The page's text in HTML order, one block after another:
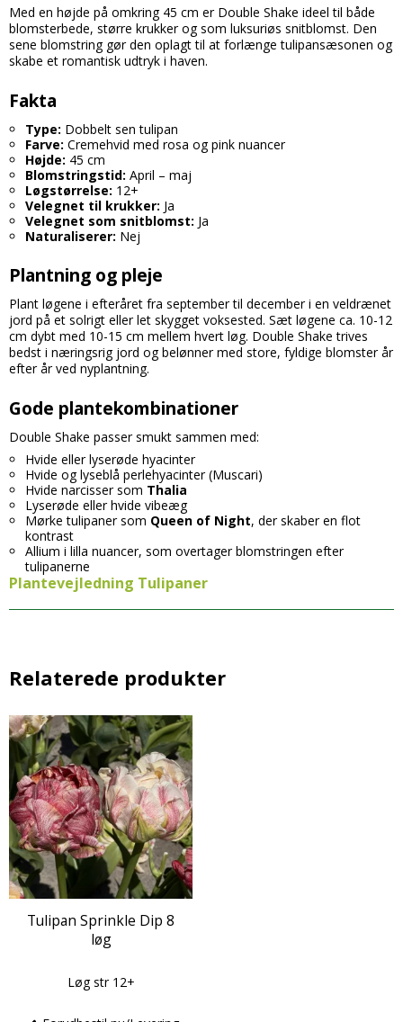
Med en højde på omkring 45 cm er Double Shake ideel til både
blomsterbede, større krukker og som luksuriøs snitblomst. Den
sene blomstring gør den oplagt til at forlænge tulipansæsonen og
skabe et romantisk udtryk i haven.
Fakta
Type: Dobbelt sen tulipan
Farve: Cremehvid med rosa og pink nuancer
Højde: 45 cm
Blomstringstid: April – maj
Løgstørrelse: 12+
Velegnet til krukker: Ja
Velegnet som snitblomst: Ja
Naturaliserer: Nej
Plantning og pleje
Plant løgene i efteråret fra september til december i en veldrænet
jord på et solrigt eller let skygget voksested. Sæt løgene ca. 10-12
cm dybt med 10-15 cm mellem hvert løg. Double Shake trives
bedst i næringsrig jord og belønner med store, fyldige blomster år
efter år ved nyplantning.
Gode plantekombinationer
Double Shake passer smukt sammen med:
Hvide eller lyserøde hyacinter
Hvide og lyseblå perlehyacinter (Muscari)
Hvide narcisser som Thalia
Lyserøde eller hvide vibeæg
Mørke tulipaner som Queen of Night, der skaber en flot
kontrast
Allium i lilla nuancer, som overtager blomstringen efter
tulipanerne
Plantevejledning Tulipaner
Relaterede produkter
Tulipan Sprinkle Dip 8
løg
Løg str 12+